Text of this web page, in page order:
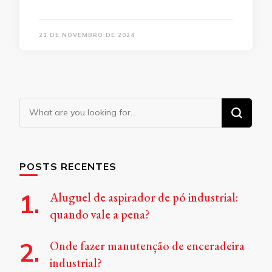
21 DE NOVEMBRO DE 2024
Looking
for
POSTS RECENTES
Aluguel de aspirador de pó industrial:
quando vale a pena?
Onde fazer manutenção de enceradeira
industrial?